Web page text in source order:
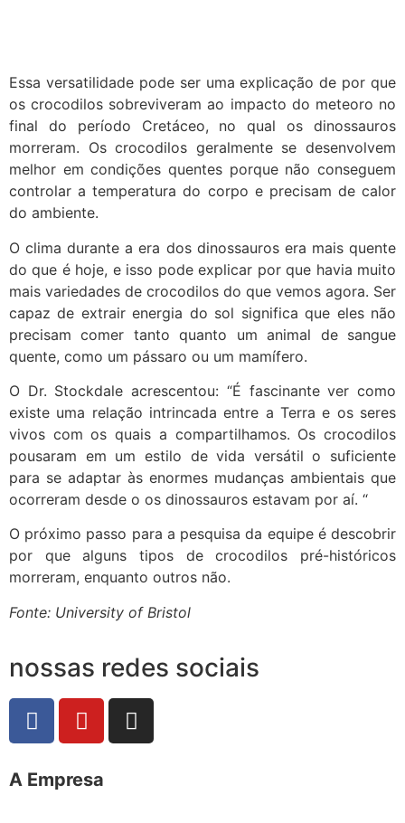
Essa versatilidade pode ser uma explicação de por que
os crocodilos sobreviveram ao impacto do meteoro no
final do período Cretáceo, no qual os dinossauros
morreram. Os crocodilos geralmente se desenvolvem
melhor em condições quentes porque não conseguem
controlar a temperatura do corpo e precisam de calor
do ambiente.
O clima durante a era dos dinossauros era mais quente
do que é hoje, e isso pode explicar por que havia muito
mais variedades de crocodilos do que vemos agora. Ser
capaz de extrair energia do sol significa que eles não
precisam comer tanto quanto um animal de sangue
quente, como um pássaro ou um mamífero.
O Dr. Stockdale acrescentou: “É fascinante ver como
existe uma relação intrincada entre a Terra e os seres
vivos com os quais a compartilhamos. Os crocodilos
pousaram em um estilo de vida versátil o suficiente
para se adaptar às enormes mudanças ambientais que
ocorreram desde o os dinossauros estavam por aí. “
O próximo passo para a pesquisa da equipe é descobrir
por que alguns tipos de crocodilos pré-históricos
morreram, enquanto outros não.
Fonte: University of Bristol
nossas redes sociais
A Empresa